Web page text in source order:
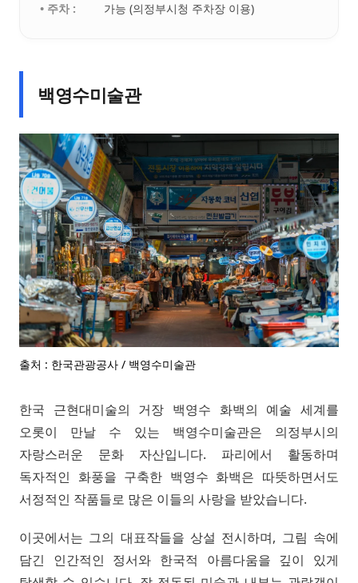
• 주차 :
가능 (의정부시청 주차장 이용)
백영수미술관
출처 : 한국관광공사 / 백영수미술관
한국 근현대미술의 거장 백영수 화백의 예술 세계를
오롯이 만날 수 있는 백영수미술관은 의정부시의
자랑스러운 문화 자산입니다. 파리에서 활동하며
독자적인 화풍을 구축한 백영수 화백은 따뜻하면서도
서정적인 작품들로 많은 이들의 사랑을 받았습니다.
이곳에서는 그의 대표작들을 상설 전시하며, 그림 속에
담긴 인간적인 정서와 한국적 아름다움을 깊이 있게